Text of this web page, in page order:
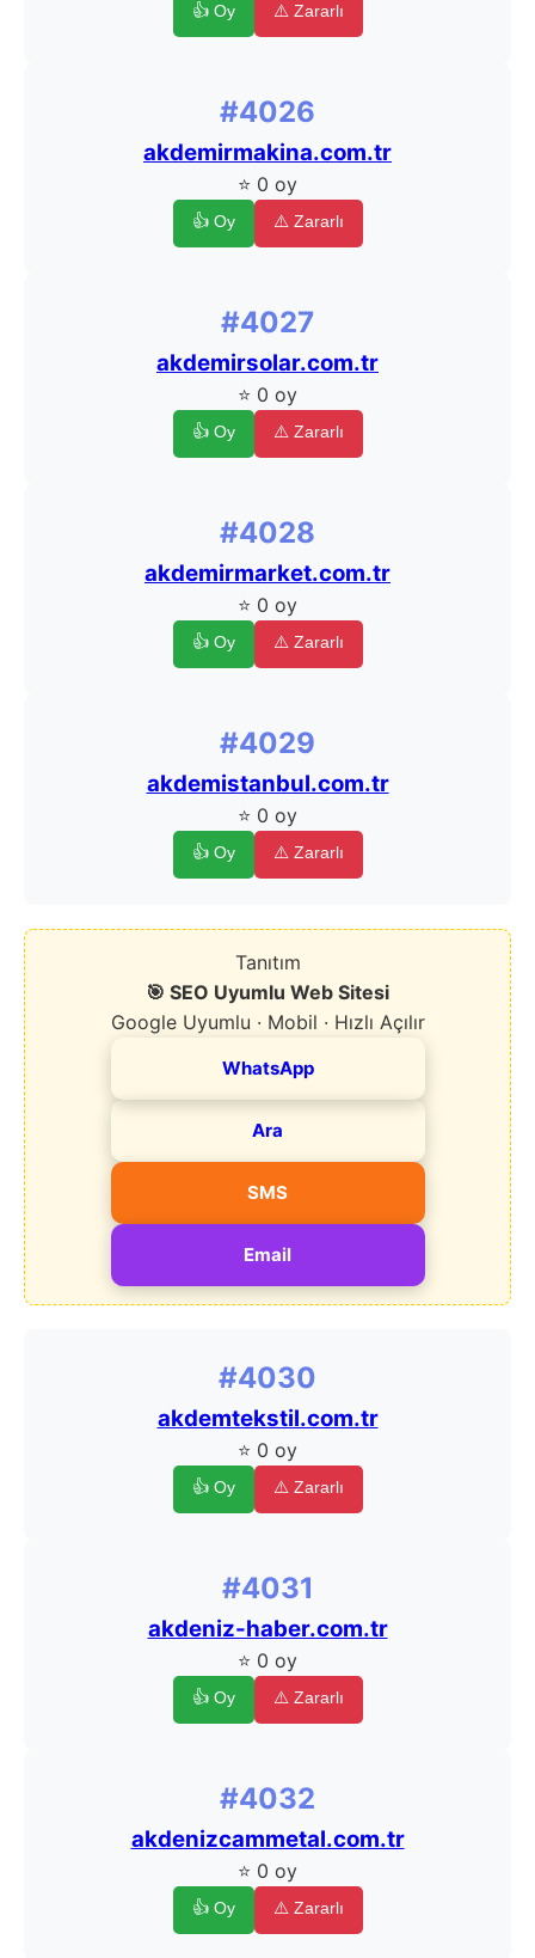
👍 Oy ⚠️ Zararlı
#4026
akdemirmakina.com.tr
⭐ 0 oy
👍 Oy ⚠️ Zararlı
#4027
akdemirsolar.com.tr
⭐ 0 oy
👍 Oy ⚠️ Zararlı
#4028
akdemirmarket.com.tr
⭐ 0 oy
👍 Oy ⚠️ Zararlı
#4029
akdemistanbul.com.tr
⭐ 0 oy
👍 Oy ⚠️ Zararlı
Tanıtım
🎯 SEO Uyumlu Web Sitesi
Google Uyumlu · Mobil · Hızlı Açılır
WhatsApp
Ara
SMS
Email
#4030
akdemtekstil.com.tr
⭐ 0 oy
👍 Oy ⚠️ Zararlı
#4031
akdeniz-haber.com.tr
⭐ 0 oy
👍 Oy ⚠️ Zararlı
#4032
akdenizcammetal.com.tr
⭐ 0 oy
👍 Oy ⚠️ Zararlı